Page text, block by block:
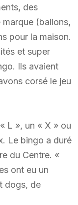
des
(ballons,
pour la maison.
et super
Ils avaient
corsé le jeu
L », un « X » ou
Le bingo a duré
du Centre. «
ont eu un
dogs, de